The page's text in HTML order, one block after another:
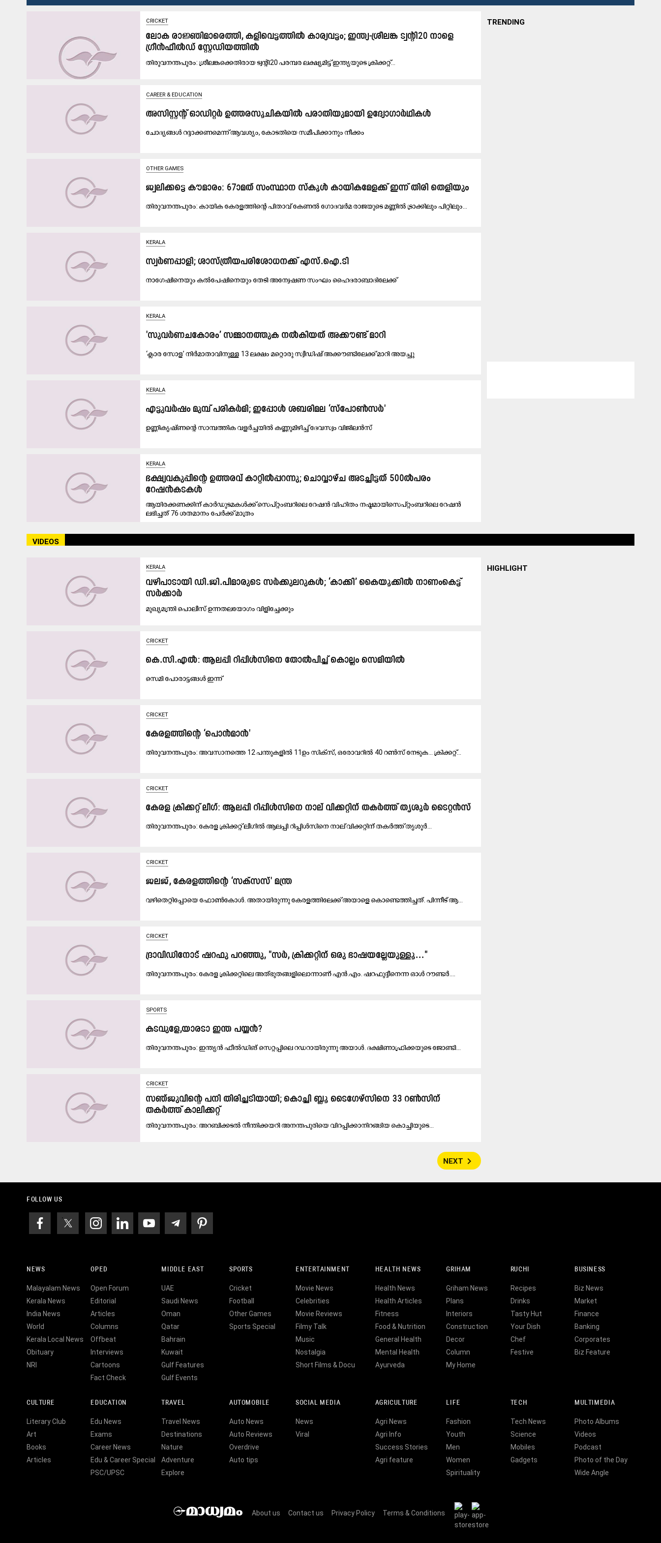
CRICKET
ലോക രാജ്ഞിമാരെത്തി, കളിവെട്ടത്തിൽ കാര്യവട്ടം; ഇന്ത്യ-ശ്രീലങ്ക ട്വന്‍റി20 നാളെ
ഗ്രീൻഫീൽഡ് സ്റ്റേഡിയത്തിൽ
തി​രു​വ​ന​ന്ത​പു​രം: ശ്രീ​ല​ങ്ക​ക്കെ​തി​രാ​യ ട്വ​ന്‍റി20 പ​ര​മ്പ​ര ല​ക്ഷ്യ​മി​ട്ട് ഇ​ന്ത്യ​യു​ടെ ക്രി​ക്ക​റ്റ്...
CAREER & EDUCATION
അസിസ്റ്റന്‍റ് ഓഡിറ്റർ ഉത്തരസൂചികയിൽ പരാതിയുമായി ഉദ്യോഗാർഥികൾ
ചോദ്യങ്ങൾ റദ്ദാക്കണമെന്ന് ആവശ്യം, കോടതിയെ സമീപിക്കാനും നീക്കം
OTHER GAMES
ജ്വലിക്കട്ടെ കൗമാരം: 67ാമത് സംസ്ഥാന സ്കൂൾ കായികമേളക്ക് ഇന്ന് തിരി തെളിയും
തി​രു​വ​ന​ന്ത​പു​രം: കാ​യി​ക കേ​ര​ള​ത്തി​ന്‍റെ പി​താ​വ് കേ​ണ​ൽ ഗോ​ദ​വ​ർ​മ രാ​ജ​യു​ടെ മ​ണ്ണി​ൽ ട്രാ​ക്കി​ലും പി​റ്റി​ലും...
KERALA
സ്വർണപ്പാളി; ശാസ്ത്രീയപരിശോധനക്ക് എസ്.ഐ.ടി
നാഗേഷിനെയും കൽപേഷിനെയും തേടി അന്വേഷണ സംഘം ഹൈദരാബാദിലേക്ക്
KERALA
'സുവർണചകോരം’ സമ്മാനത്തുക നൽകിയത് അക്കൗണ്ട് മാറി
‘ക്ലാര സോള’ നിർമാതാവിനുള്ള 13 ലക്ഷം മറ്റൊരു സ്വീഡിഷ് അക്കൗണ്ടിലേക്ക് മാറി അയച്ചു
KERALA
എട്ടുവർഷം മുമ്പ് പരികർമി; ഇപ്പോൾ ശബരിമല ‘സ്പോൺസർ'
ഉണ്ണികൃഷ്ണന്‍റെ സാമ്പത്തിക വളർച്ചയിൽ കണ്ണുമിഴിച്ച് ദേവസ്വം വിജിലൻസ്
KERALA
ഭക്ഷ്യവകുപ്പിന്‍റെ ഉത്തരവ് കാറ്റിൽപ്പറന്നു; ചൊവ്വാഴ്ച അടച്ചിട്ടത് 500ൽപരം
റേഷൻകടകൾ
ആയിരക്കണക്കിന് കാർഡുടമകൾക്ക് സെപ്റ്റംബറിലെ റേഷൻ വിഹിതം നഷ്ടമായിസെപ്റ്റംബറിലെ റേഷൻ
ലഭിച്ചത് 76 ശതമാനം പേർക്ക് മാത്രം
ജ​ർ​മ​ൻ ഹാ​ങ്ങ​ർ പ​ന്ത​ലി​ൽ കാ​യി​ക​മ​ത്സ​രം കേരളത്തിൽ ആ​ദ്യം
TRENDING
VIDEOS
KERALA
വഴിപാടായി ഡി.ജി.പിമാരുടെ സർക്കുലറുകൾ; ‘കാക്കി’ കൈയൂക്കിൽ നാണംകെട്ട്
സർക്കാർ
മുഖ്യമന്ത്രി പൊലീസ് ഉന്നതലയോഗം വിളിച്ചേക്കും
CRICKET
കെ.സി.എൽ: ആ​ല​പ്പി റി​പ്പി​ൾ​സി​നെ തോ​ൽ​പി​ച്ച് കൊ​ല്ലം സെ​മി​യി​ൽ
സെ​മി പോ​രാ​ട്ട​ങ്ങ​ൾ ഇ​ന്ന്
CRICKET
കേരളത്തിന്‍റെ ‘പൊൻമാ​ൻ'
തി​രു​വ​ന​ന്ത​പു​രം: അ​വ​സാ​ന​ത്തെ 12 പ​ന്തു​ക​ളി​ല്‍ 11ഉം ​സി​ക്സ്, ഒ​രോ​വ​റി​ല്‍ 40 റ​ണ്‍സ് നേ​ടു​ക... ക്രി​ക്ക​റ്റ്...
CRICKET
കേരള ക്രിക്കറ്റ് ലീഗ്: ആലപ്പി റിപ്പിൾസിനെ നാല് വിക്കറ്റിന് തകർത്ത് തൃശൂർ ടൈറ്റൻസ്
തി​രു​വ​ന​ന്ത​പു​രം: കേ​ര​ള ക്രി​ക്ക​റ്റ് ലീ​ഗി​ൽ ആ​ല​പ്പി റി​പ്പി​ൾ​സി​നെ നാ​ല് വി​ക്ക​റ്റി​ന് ത​ക​ർ​ത്ത് തൃ​ശൂ​ർ...
CRICKET
ജലജ്, കേരളത്തിന്‍റെ ‘സക്സസ്' മന്ത്ര
വ​ഴി​തെ​റ്റി​പ്പോ​യെ ഫോ​ൺ​കോ​ൾ. അ​താ​യി​രു​ന്നു കേ​ര​ള​ത്തി​ലേ​ക്ക് അ​യാ​ളെ കൊ​ണ്ടെ​ത്തി​ച്ച​ത്. പി​ന്നീ​ട് ആ...
CRICKET
ദ്രാവിഡിനോട് ഷറഫു പറഞ്ഞു, "സർ, ക്രിക്കറ്റിന് ഒരു ഭാഷയല്ലേയുള്ളൂ..."
തി​രു​വ​ന​ന്ത​പു​രം: കേ​ര​ള ക്രി​ക്ക​റ്റി​ലെ അ​ത്​​ഭു​ത​ങ്ങ​ളി​ലൊ​ന്നാ​ണ് എ​ൻ.​എം. ഷ​റ​ഫു​ദ്ദീ​നെ​ന്ന ഓ​ൾ റൗ​ണ്ട​ർ....
SPORTS
കടവുളേ,യാരടാ ഇന്ത പയ്യൻ?
തി​രു​വ​ന​ന്ത​പു​രം: ഇ​ന്ത്യ​ൻ ഫീ​ൽ​ഡി​ങ് സെ​റ്റ​പ്പി​ലെ റ​ഡ​റാ​യി​രു​ന്നു അ​യാ​ൾ. ദ​ക്ഷി​ണാ​ഫ്രി​ക്ക​യു​ടെ ജോ​ണ്ടി...
CRICKET
സഞ്ജുവിന്‍റെ പനി തിരിച്ചടിയായി; കൊച്ചി ബ്ലൂ ടൈഗേഴ്സിനെ 33 റൺസിന്
തകർത്ത് കാലിക്കറ്റ്
തി​രു​വ​ന​ന്ത​പു​രം: അ​റ​ബി​ക്ക​ട​ൽ നീ​ന്തി​ക്ക​യ​റി അ​ന​ന്ത​പു​രി​യെ വി​റ​പ്പി​ക്കാ​നി​റ​ങ്ങി​യ കൊ​ച്ചി​യു​ടെ...
HIGHLIGHT
NEXT navigate_next
FOLLOW US
NEWS
Malayalam News
Kerala News
India News
World
Kerala Local News
Obituary
NRI
OPED
Open Forum
Editorial
Articles
Columns
Offbeat
Interviews
Cartoons
Fact Check
MIDDLE EAST
UAE
Saudi News
Oman
Qatar
Bahrain
Kuwait
Gulf Features
Gulf Events
SPORTS
Cricket
Football
Other Games
Sports Special
ENTERTAINMENT
Movie News
Celebrities
Movie Reviews
Filmy Talk
Music
Nostalgia
Short Films & Docu
HEALTH NEWS
Health News
Health Articles
Fitness
Food & Nutrition
General Health
Mental Health
Ayurveda
GRIHAM
Griham News
Plans
Interiors
Construction
Decor
Column
My Home
RUCHI
Recipes
Drinks
Tasty Hut
Your Dish
Chef
Festive
BUSINESS
Biz News
Market
Finance
Banking
Corporates
Biz Feature
CULTURE
Literary Club
Art
Books
Articles
EDUCATION
Edu News
Exams
Career News
Edu & Career Special
PSC/UPSC
TRAVEL
Travel News
Destinations
Nature
Adventure
Explore
AUTOMOBILE
Auto News
Auto Reviews
Overdrive
Auto tips
SOCIAL MEDIA
News
Viral
AGRICULTURE
Agri News
Agri Info
Success Stories
Agri feature
LIFE
Fashion
Youth
Men
Women
Spirituality
TECH
Tech News
Science
Mobiles
Gadgets
MULTIMEDIA
Photo Albums
Videos
Podcast
Photo of the Day
Wide Angle
About us Contact us Privacy Policy Terms & Conditions